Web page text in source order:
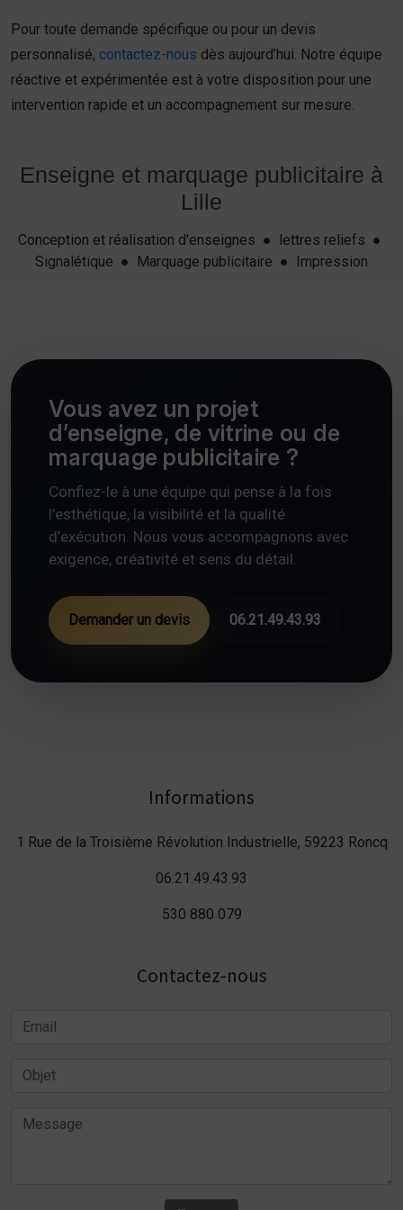
Pour toute demande spécifique ou pour un devis
personnalisé, contactez-nous dès aujourd’hui. Notre équipe
réactive et expérimentée est à votre disposition pour une
intervention rapide et un accompagnement sur mesure.
Enseigne et marquage publicitaire à
Lille
Conception et réalisation d'enseignes ● lettres reliefs ●
Signalétique ● Marquage publicitaire ● Impression
Vous avez un projet
d’enseigne, de vitrine ou de
marquage publicitaire ?
Confiez-le à une équipe qui pense à la fois
l’esthétique, la visibilité et la qualité
d’exécution. Nous vous accompagnons avec
exigence, créativité et sens du détail.
Demander un devis 06.21.49.43.93
Informations
1 Rue de la Troisième Révolution Industrielle, 59223 Roncq
06.21.49.43.93
530 880 079
Contactez-nous